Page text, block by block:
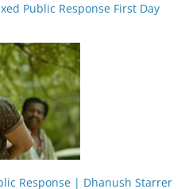
Public Response First Day
Response | Dhanush Starrer